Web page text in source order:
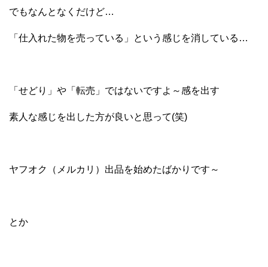
でもなんとなくだけど…
「仕入れた物を売っている」という感じを消している…
「せどり」や「転売」ではないですよ～感を出す
素人な感じを出した方が良いと思って(笑)
ヤフオク（メルカリ）出品を始めたばかりです～
とか